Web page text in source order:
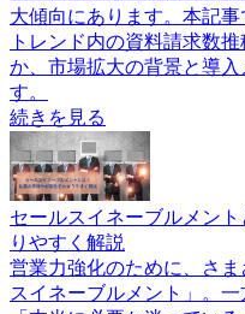
大傾向にあります。本記
トレンド内の資料請求数
か、市場拡大の背景と導
す。
続きを見る
セールスイネーブルメン
りやすく解説
営業力強化のために、さ
スイネーブルメント」。